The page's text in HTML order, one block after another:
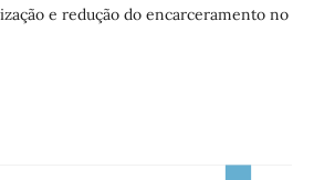
e redução do encarceramento no